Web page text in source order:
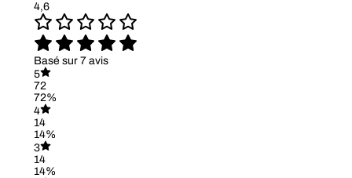
4,6
Basé sur 7 avis
5
72
72%
4
14
14%
3
14
14%